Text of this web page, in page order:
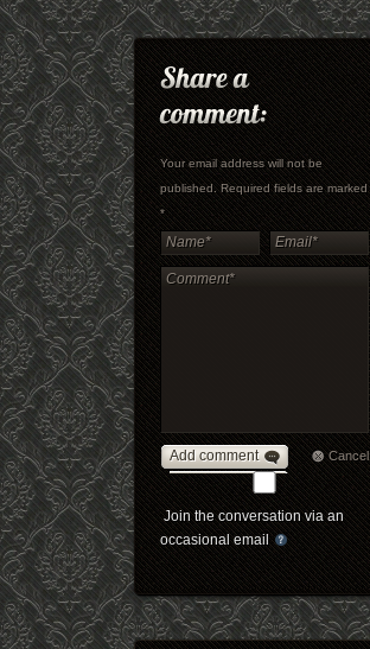
Your email address will not be
published. Required fields are marked
*
Add comment Cancel
Join the conversation via an
occasional email